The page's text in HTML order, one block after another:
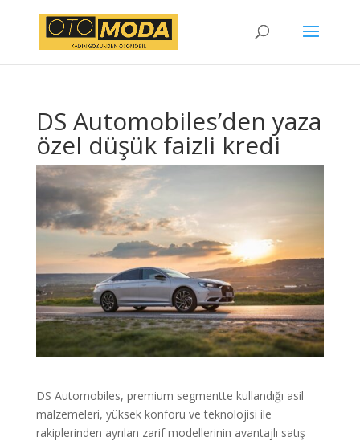
DS Automobiles’den yaza
özel düşük faizli kredi
DS Automobiles, premium segmentte kullandığı asil
malzemeleri, yüksek konforu ve teknolojisi ile
rakiplerinden ayrılan zarif modellerinin avantajlı satış